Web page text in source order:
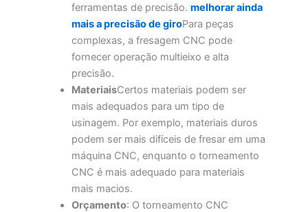
ferramentas de precisão. melhorar ainda
mais a precisão de giroPara peças
complexas, a fresagem CNC pode
fornecer operação multieixo e alta
precisão.
MateriaisCertos materiais podem ser
mais adequados para um tipo de
usinagem. Por exemplo, materiais duros
podem ser mais difíceis de fresar em uma
máquina CNC, enquanto o torneamento
CNC é mais adequado para materiais
mais macios.
Orçamento: O torneamento CNC